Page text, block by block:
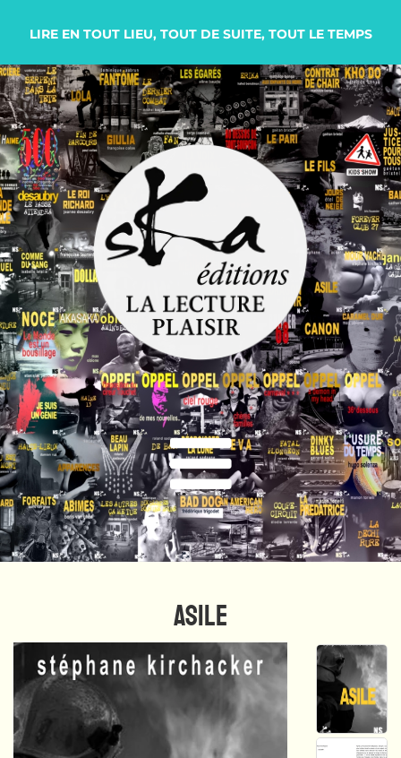
LIRE EN TOUT LIEU, TOUT DE SUITE, TOUT LE TEMPS
ASILE